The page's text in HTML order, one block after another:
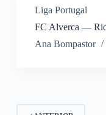
Liga Portugal
FC Alverca —
Ana Bompastor